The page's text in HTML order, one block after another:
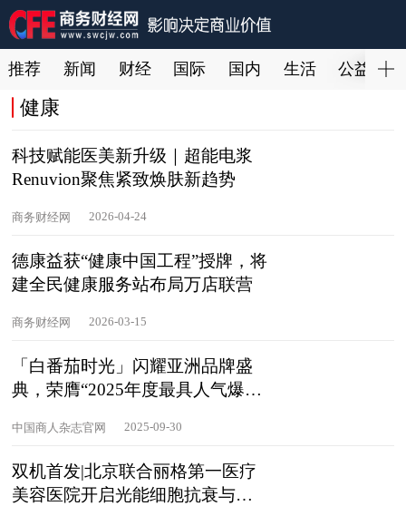
推荐 新闻 财经 国际 国内 生活 公益
健康
科技赋能医美新升级｜超能电浆
Renuvion聚焦紧致焕肤新趋势
商务财经网 2026-04-24
德康益获“健康中国工程”授牌，将
建全民健康服务站布局万店联营
商务财经网 2026-03-15
「白番茄时光」闪耀亚洲品牌盛
典，荣膺“2025年度最具人气爆品
中国商人杂志官网 2025-09-30
双机首发|北京联合丽格第一医疗
美容医院开启光能细胞抗衰与舒